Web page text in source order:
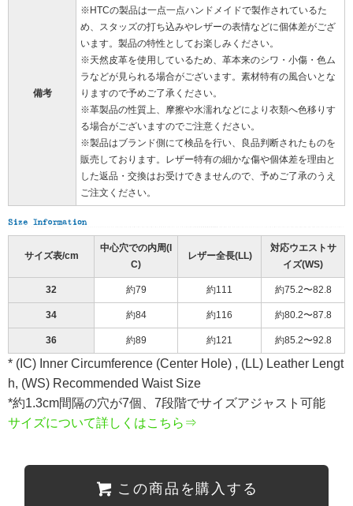
備考
※HTCの製品は一点一点ハンドメイドで製作されているた
め、スタッズの打ち込みやレザーの表情などに個体差がござ
います。製品の特性としてお楽しみください。
※天然皮革を使用しているため、革本来のシワ・小傷・色ム
ラなどが見られる場合がございます。素材特有の風合いとな
りますので予めご了承ください。
※革製品の性質上、摩擦や水濡れなどにより衣類へ色移りす
る場合がございますのでご注意ください。
※製品はブランド側にて検品を行い、良品判断されたものを
販売しております。レザー特有の細かな傷や個体差を理由と
した返品・交換はお受けできませんので、予めご了承のうえ
ご注文ください。
サイズ表/cm
中心穴での内周(I
C)
レザー全長(LL)
対応ウエストサ
イズ(WS)
32 約79 約111 約75.2〜82.8
34 約84 約116 約80.2〜87.8
36 約89 約121 約85.2〜92.8
* (IC) Inner Circumference (Center Hole) , (LL) Leather Lengt
h, (WS) Recommended Waist Size
*約1.3cm間隔の穴が7個、7段階でサイズアジャスト可能
サイズについて詳しくはこちら⇒
この商品を購入する